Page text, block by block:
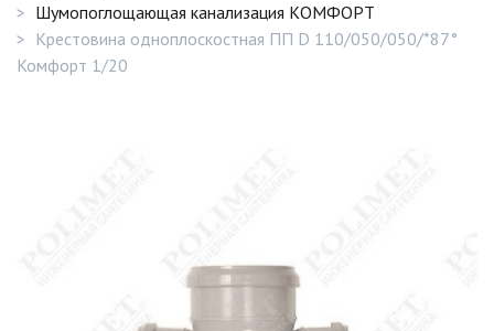
Шумопоглощающая канализация КОМФОРТ
Крестовина одноплоскостная ПП D 110/050/050/*87°
Комфорт 1/20